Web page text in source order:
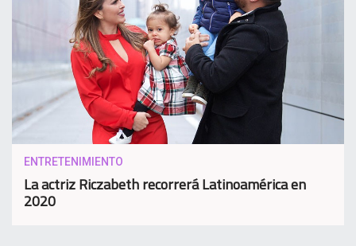
ENTRETENIMIENTO
La actriz Riczabeth recorrerá Latinoamérica en
2020